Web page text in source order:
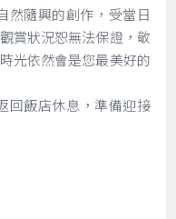
然隨興的創作，受當日
賞狀況恕無法保證，敬
光依然會是您最美好的
回飯店休息，準備迎接